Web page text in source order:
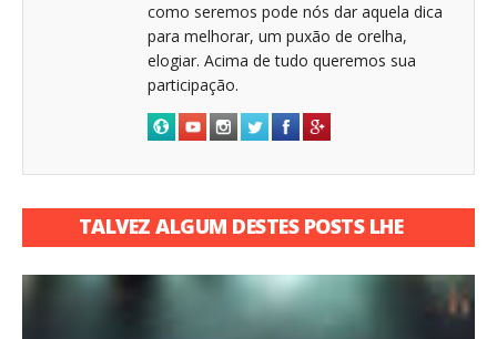
como seremos pode nós dar aquela dica
para melhorar, um puxão de orelha,
elogiar. Acima de tudo queremos sua
participação.
TALVEZ ALGUM DESTES POSTS LHE